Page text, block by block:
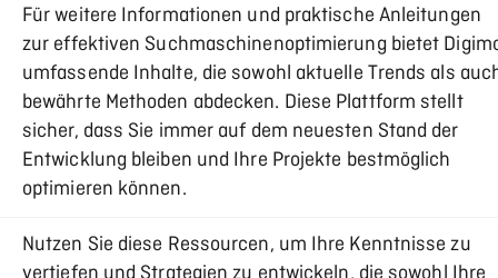
Für weitere Informationen und praktische Anleitungen
zur effektiven Suchmaschinenoptimierung bietet
umfassende Inhalte, die sowohl aktuelle Trends als
bewährte Methoden abdecken. Diese Plattform stellt
sicher, dass Sie immer auf dem neuesten Stand der
Entwicklung bleiben und Ihre Projekte bestmöglich
optimieren können.
Nutzen Sie diese Ressourcen, um Ihre Kenntnisse zu